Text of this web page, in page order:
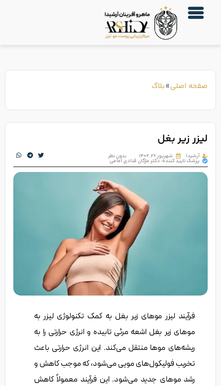
صفحه اصلی»بلاگ
لیزر زیر بغل
آرشیدا شهریور ۲۶, ۱۴۰۲ بدون نظر
پزشک تایید کننده: دکتر مژگان قنادی امامی
فرآیند لیزر موهای زیر بغل به کمک تکنولوژی لیزر به
موهای زیر بغل اشعه مرئی تابیده و انرژی حرارتی را به
ریشه‌های موها منتقل می‌کند. این انرژی حرارتی باعث
تخریب فولیکول‌های مویی می‌شود، که موجب کاهش و
رشد موهای جدید می‌شود. این فرآیند معمولاً کاهش